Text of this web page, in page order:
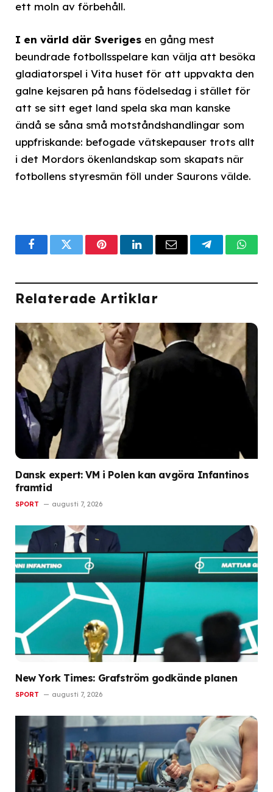
ett moln av förbehåll.
I en värld där Sveriges en gång mest
beundrade fotbollsspelare kan välja att besöka
gladiatorspel i Vita huset för att uppvakta den
galne kejsaren på hans födelsedag i stället för
att se sitt eget land spela ska man kanske
ändå se såna små motståndshandlingar som
uppfriskande: befogade vätskepauser trots allt
i det Mordors ökenlandskap som skapats när
fotbollens styresmän föll under Saurons välde.
FacebookTwitterPinterestLinkedInEmail Telegram
Relaterade Artiklar
Dansk expert: VM i Polen kan avgöra Infantinos
framtid
SPORT augusti 7, 2026
New York Times: Grafström godkände planen
SPORT augusti 7, 2026